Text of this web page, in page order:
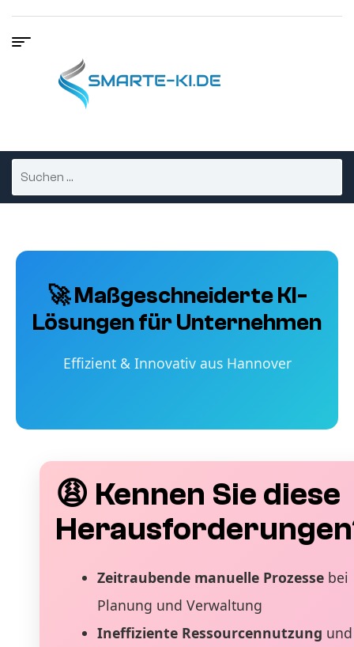
🚀 Maßgeschneiderte KI-
Lösungen für Unternehmen
Effizient & Innovativ aus Hannover
😩 Kennen Sie diese
Zeitraubende manuelle Prozessebei
Planung und Verwaltung
Ineffiziente Ressourcennutzung und